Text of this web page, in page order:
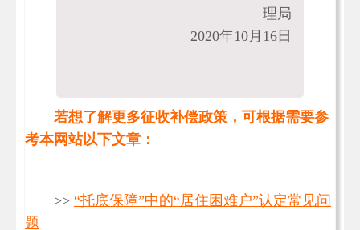
理局
2020年10月16日
若想了解更多征收补偿政策，可根据需要参
考本网站以下文章：
>> “托底保障”中的“居住困难户”认定常见问
题